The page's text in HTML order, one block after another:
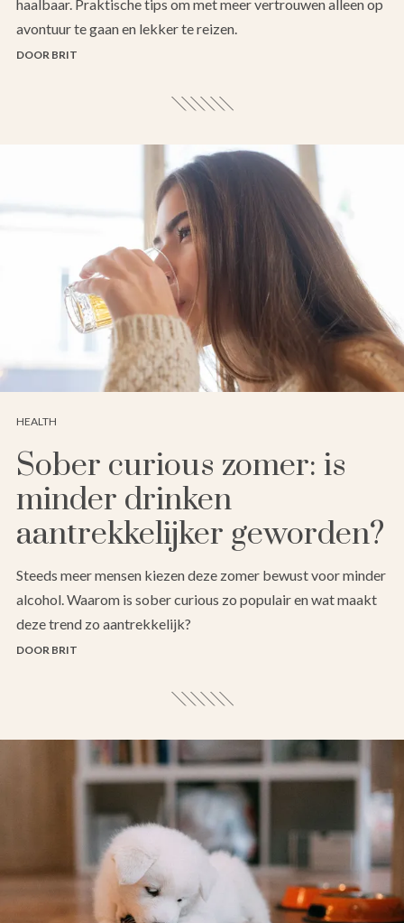
haalbaar. Praktische tips om met meer vertrouwen alleen op
avontuur te gaan en lekker te reizen.
DOOR BRIT
HEALTH
Sober curious zomer: is
minder drinken
aantrekkelijker geworden?
Steeds meer mensen kiezen deze zomer bewust voor minder
alcohol. Waarom is sober curious zo populair en wat maakt
deze trend zo aantrekkelijk?
DOOR BRIT